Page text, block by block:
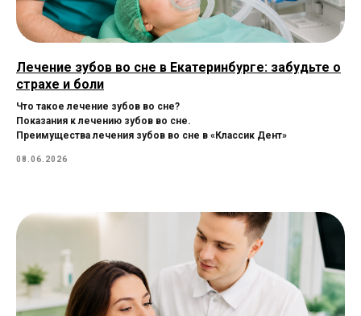
Лечение зубов во сне в Екатеринбурге: забудьте о
страхе и боли
Что такое лечение зубов во сне?
Показания к лечению зубов во сне.
Преимущества лечения зубов во сне в «Классик Дент»
08.06.2026